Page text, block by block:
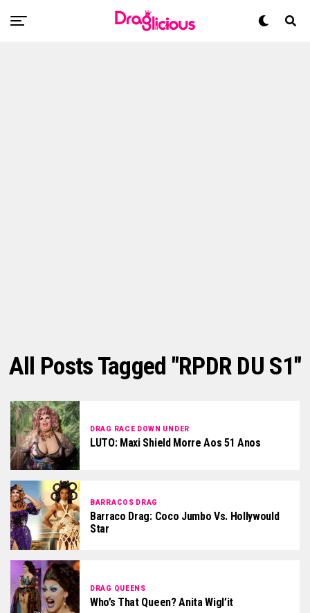
All Posts Tagged "RPDR DU S1"
DRAG RACE DOWN UNDER
LUTO: Maxi Shield Morre Aos 51 Anos
BARRACOS DRAG
Barraco Drag: Coco Jumbo Vs. Hollywould
Star
DRAG QUEENS
Who’s That Queen? Anita Wigl’it